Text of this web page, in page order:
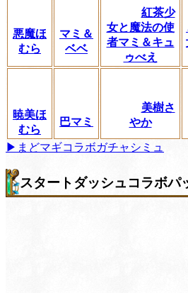
悪魔ほ
むら
マミ＆
ベベ
紅茶少
女と魔法の使
者マミ＆キュ
ゥべえ
暁美ほ
むら
巴マミ
美樹さ
やか
▶まどマギコラボガチャシミュ
スタートダッシュコラボパ